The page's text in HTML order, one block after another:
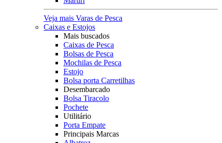
Veja mais Varas de Pesca
Caixas e Estojos
Mais buscados
Caixas de Pesca
Bolsas de Pesca
Mochilas de Pesca
Estojo
Bolsa porta Carretilhas
Desembarcado
Bolsa Tiracolo
Pochete
Utilitário
Porta Empate
Principais Marcas